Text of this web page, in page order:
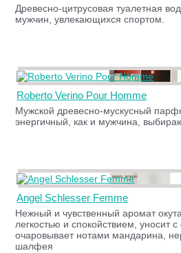
Древесно-цитрусовая туалетная
мужчин, увлекающихся спортом.
Roberto Verino Pour Homme
Мужской древесно-мускусный
энергичный, как и мужчина,
Angel Schlesser Femme
Нежный и чувственный аромат
легкостью и спокойствием, уносит с
очаровывает нотами мандарина,
шалфея